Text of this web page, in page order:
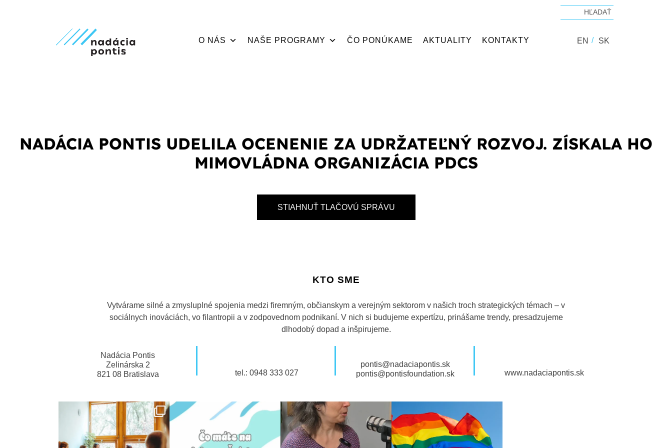
O NÁS NAŠE PROGRAMY ČO PONÚKAME AKTUALITY KONTAKTY EN SK
NADÁCIA PONTIS UDELILA OCENENIE ZA UDRŽATEĽNÝ ROZVOJ. ZÍSKALA HO
MIMOVLÁDNA ORGANIZÁCIA PDCS
STIAHNUŤ TLAČOVÚ SPRÁVU
KTO SME
Vytvárame silné a zmysluplné spojenia medzi firemným, občianskym a verejným sektorom v našich troch strategických témach – v
sociálnych inováciách, vo filantropii a v zodpovednom podnikaní. V nich si budujeme expertízu, prinášame trendy, presadzujeme
dlhodobý dopad a inšpirujeme.
Nadácia Pontis
Zelinárska 2
821 08 Bratislava
tel.: 0948 333 027
pontis@nadaciapontis.sk
pontis@pontisfoundation.sk
www.nadaciapontis.sk